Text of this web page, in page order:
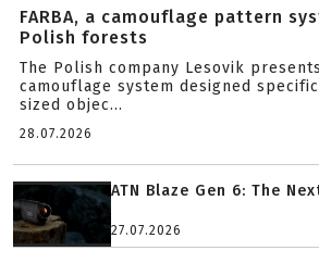
FARBA, a camouflage pattern
Polish forests
The Polish company Lesovik presents
camouflage system designed
sized objec...
28.07.2026
ATN Blaze Gen 6: The
27.07.2026